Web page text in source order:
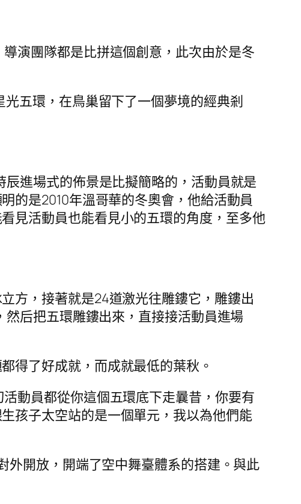
演團隊都是比拼這個創意，此次由於是冬
五環，在鳥巢留下了一個夢境的經典剎
進場式的佈景是比擬簡略的，活動員就是
的是2010年溫哥華的冬奧會，他給活動員
見活動員也能看見小的五環的角度，至多他
方，接著就是24道激光往雕鏤它，雕鏤出
然后把五環雕鏤出來，直接接活動員進場
得了好成就，而成就最低的葉秋。
動員都從你這個五環底下走曩昔，你要有
孩子太空站的是一個單元，我以為他們能
外開放，開端了空中舞臺體系的搭建。與此